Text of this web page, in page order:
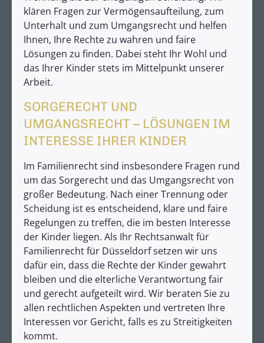
klären Fragen zur Vermögensaufteilung, zum
Unterhalt und zum Umgangsrecht und helfen
Ihnen, Ihre Rechte zu wahren und faire
Lösungen zu finden. Dabei steht Ihr Wohl und
das Ihrer Kinder stets im Mittelpunkt unserer
Arbeit.
SORGERECHT UND
UMGANGSRECHT – LÖSUNGEN IM
INTERESSE IHRER KINDER
Im Familienrecht sind insbesondere Fragen rund
um das Sorgerecht und das Umgangsrecht von
großer Bedeutung. Nach einer Trennung oder
Scheidung ist es entscheidend, klare und faire
Regelungen zu treffen, die im besten Interesse
der Kinder liegen. Als Ihr Rechtsanwalt für
Familienrecht für Düsseldorf setzen wir uns
dafür ein, dass die Rechte der Kinder gewahrt
bleiben und die elterliche Verantwortung fair
und gerecht aufgeteilt wird. Wir beraten Sie zu
allen rechtlichen Aspekten und vertreten Ihre
Interessen vor Gericht, falls es zu Streitigkeiten
kommt.